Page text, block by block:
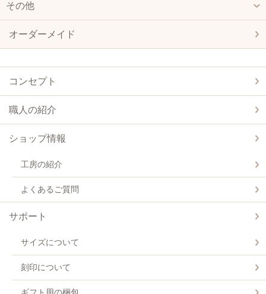
その他
オーダーメイド
コンセプト
職人の紹介
ショップ情報
工房の紹介
よくあるご質問
サポート
サイズについて
刻印について